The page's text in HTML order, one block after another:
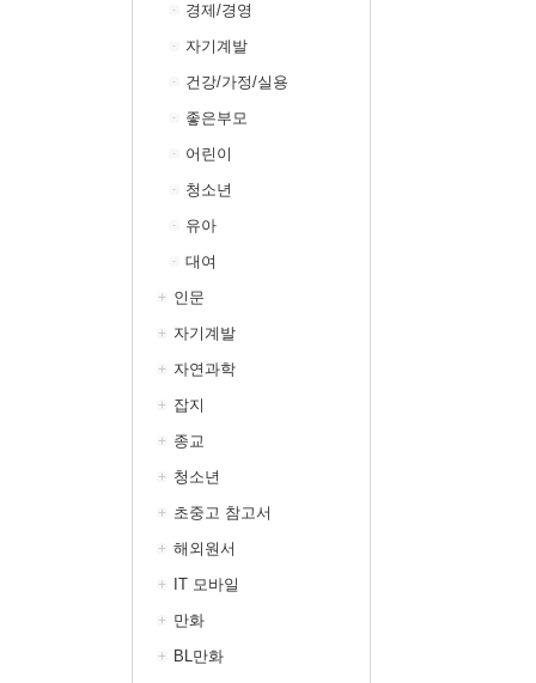
경제/경영
자기계발
건강/가정/실용
좋은부모
어린이
청소년
유아
대여
인문
자기계발
자연과학
잡지
종교
청소년
초중고 참고서
해외원서
IT 모바일
만화
BL만화